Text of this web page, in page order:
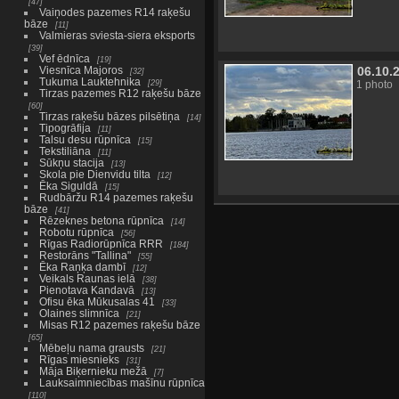
Vaiņodes pazemes R14 raķešu
bāze
11
Valmieras sviesta-siera eksports
39
Vef ēdnīca 19
Viesnīca Majoros 32
Tukuma Lauktehnika 29
Tirzas pazemes R12 raķešu bāze
60
Tirzas raķešu bāzes pilsētiņa 14
Tipogrāfija 11
Talsu desu rūpnīca 15
Tekstiliāna 11
Sūkņu stacija 13
Skola pie Dienvidu tilta 12
Ēka Siguldā 15
Rudbāržu R14 pazemes raķešu
bāze
41
Rēzeknes betona rūpnīca 14
Robotu rūpnīca 56
Rīgas Radiorūpnīca RRR 184
Restorāns "Tallina" 55
Ēka Raņķa dambī 12
Veikals Raunas ielā 38
Pienotava Kandavā 13
Ofisu ēka Mūkusalas 41 33
Olaines slimnīca 21
Misas R12 pazemes raķešu bāze
65
Mēbeļu nama grausts 21
Rīgas miesnieks 31
Māja Biķernieku mežā 7
Lauksaimniecības mašīnu rūpnīca
110
1 photo